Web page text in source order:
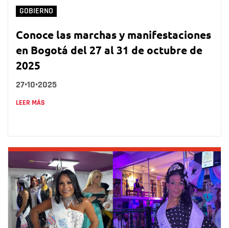
GOBIERNO
Conoce las marchas y manifestaciones
en Bogotá del 27 al 31 de octubre de
2025
27•10•2025
LEER MÁS